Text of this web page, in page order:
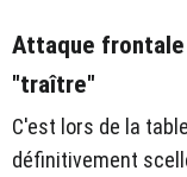
Attaque
"traître"
C'est lors de la
définitivement